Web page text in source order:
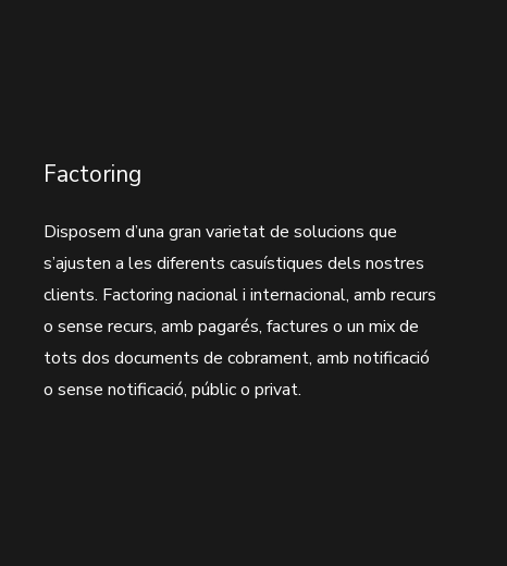
Factoring
Disposem d’una gran varietat de solucions que
s’ajusten a les diferents casuístiques dels nostres
clients. Factoring nacional i internacional, amb recurs
o sense recurs, amb pagarés, factures o un mix de
tots dos documents de cobrament, amb notificació
o sense notificació, públic o privat.